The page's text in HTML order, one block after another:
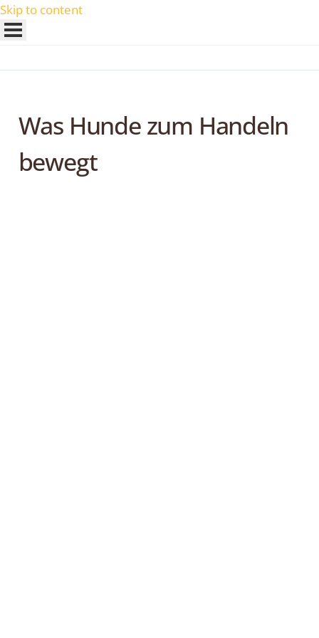
Skip to content
Was Hunde zum Handeln
bewegt